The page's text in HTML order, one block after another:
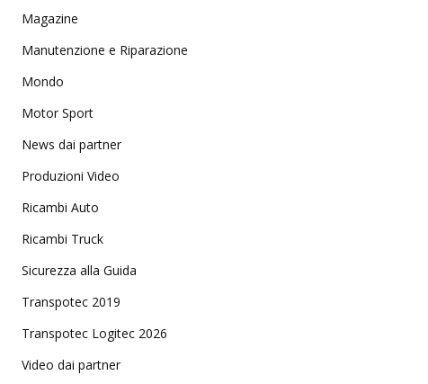
Magazine
Manutenzione e Riparazione
Mondo
Motor Sport
News dai partner
Produzioni Video
Ricambi Auto
Ricambi Truck
Sicurezza alla Guida
Transpotec 2019
Transpotec Logitec 2026
Video dai partner